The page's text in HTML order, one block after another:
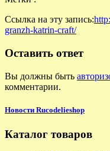
Ссылка на эту запись:
granzh-katrin-craft/
Оставить ответ
Вы должны быть
комментарии.
Новости Rucodelieshop
Каталог товаров